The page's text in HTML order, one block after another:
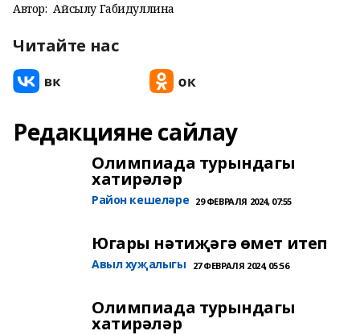
Автор: Айсылу Габидуллина
Читайте нас
Редакцияне сайлау
Олимпиада турындагы
хатирәләр
Район кешеләре 29 ФЕВРАЛЯ 2024, 07:55
Югары нәтиҗәгә өмет итеп
Авыл хуҗалыгы 27 ФЕВРАЛЯ 2024, 05:56
Олимпиада турындагы
хатирәләр